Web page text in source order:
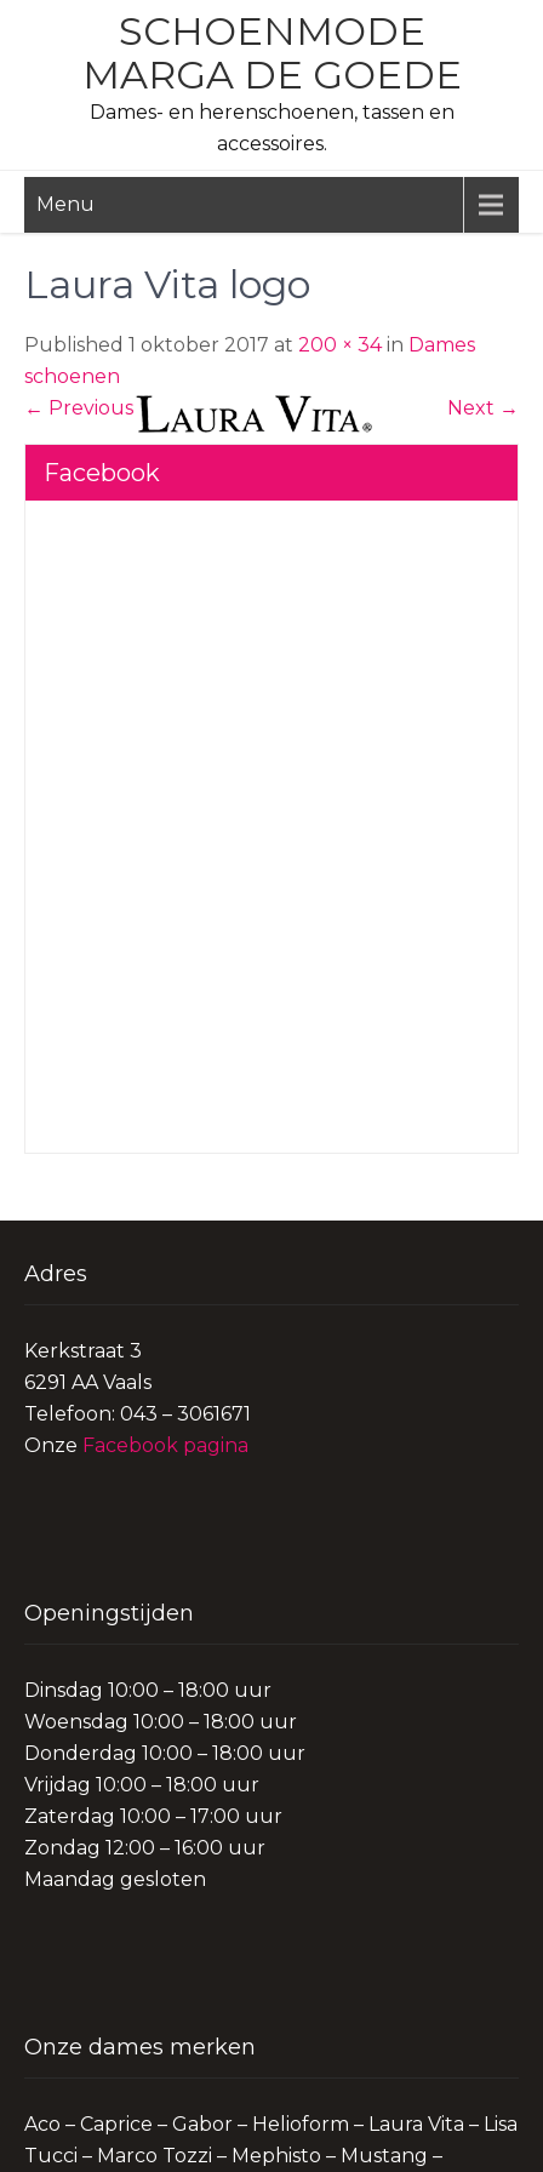
SCHOENMODE
MARGA DE GOEDE
Dames- en herenschoenen, tassen en
accessoires.
Menu
Laura Vita logo
Published 1 oktober 2017 at 200 × 34in Dames
schoenen
← Previous Next →
Facebook
Adres
Kerkstraat 3
6291 AA Vaals
Telefoon: 043 – 3061671
Onze Facebook pagina
Openingstijden
Dinsdag 10:00 – 18:00 uur
Woensdag 10:00 – 18:00 uur
Donderdag 10:00 – 18:00 uur
Vrijdag 10:00 – 18:00 uur
Zaterdag 10:00 – 17:00 uur
Zondag 12:00 – 16:00 uur
Maandag gesloten
Onze dames merken
Aco – Caprice – Gabor – Helioform – Laura Vita – Lisa
Tucci – Marco Tozzi – Mephisto – Mustang –